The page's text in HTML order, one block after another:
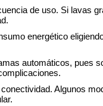
de uso. Si lavas
energético
automáticos, pues
Algunos